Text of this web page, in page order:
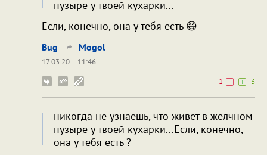
пузыре у твоей кухарки...
Если, конечно, она у тебя есть 😄
Bug Mogol
17.03.20
11:46
1
3
никогда не узнаешь, что живёт в желчном
пузыре у твоей кухарки...Если, конечно,
она у тебя есть ?